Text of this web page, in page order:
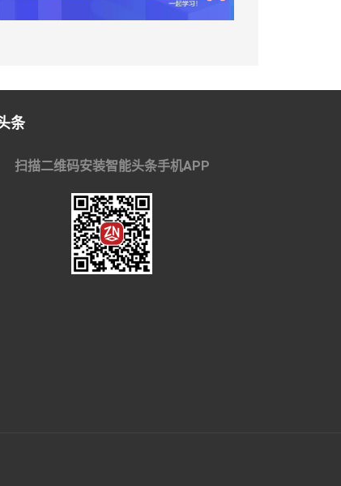
条
扫描二维码安装智能头条手机APP